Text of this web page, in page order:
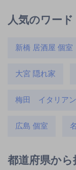
人気のワード
新橋 居酒屋 個室
大宮 隠れ家
梅田 イタリア
広島 個室
都道府県から